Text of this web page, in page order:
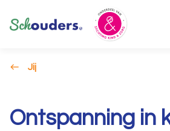
Jij
Ontspanning in